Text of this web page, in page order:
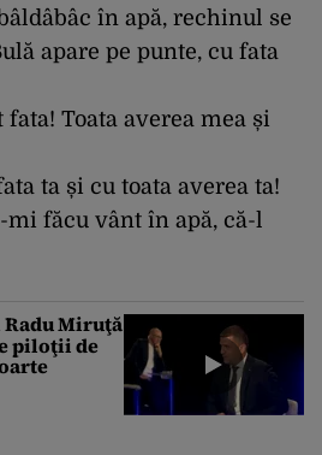
în apă, rechinul se
apare pe punte, cu fata
Toata averea mea și
ta și cu toata averea ta!
făcu vânt în apă, că-l
Miruţă
piloţii de